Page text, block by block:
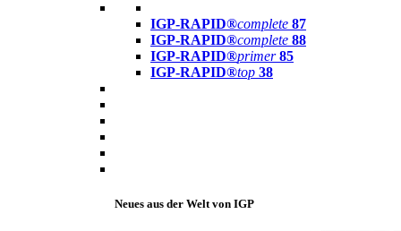
IGP-RAPID®complete 87
IGP-RAPID®complete 88
IGP-RAPID®primer 85
IGP-RAPID®top 38
Neues aus der Welt von IGP